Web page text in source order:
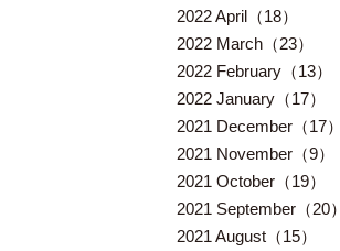
2022 April（18）
2022 March（23）
2022 February（13）
2022 January（17）
2021 December（17）
2021 November（9）
2021 October（19）
2021 September（20）
2021 August（15）